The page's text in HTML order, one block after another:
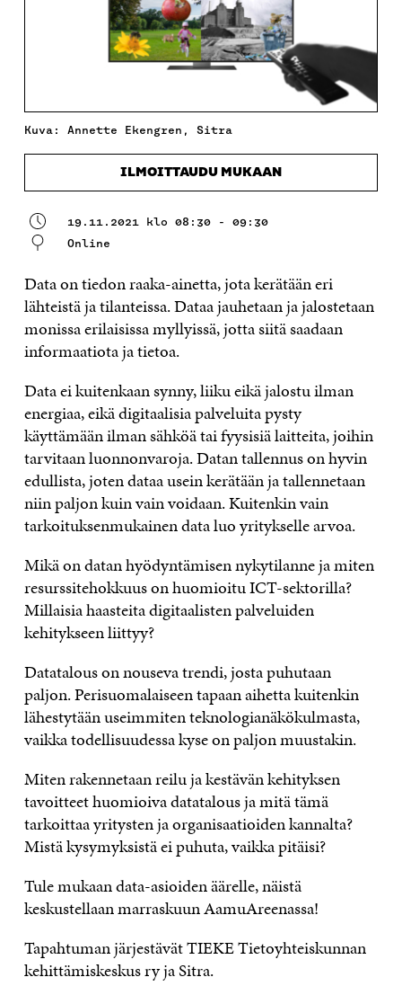
Kuva: Annette Ekengren, Sitra
ILMOITTAUDU MUKAAN
19.11.2021 klo 08:30 - 09:30
Online
Data on tiedon raaka-ainetta, jota kerätään eri
lähteistä ja tilanteissa. Dataa jauhetaan ja jalostetaan
monissa erilaisissa myllyissä, jotta siitä saadaan
informaatiota ja tietoa.
Data ei kuitenkaan synny, liiku eikä jalostu ilman
energiaa, eikä digitaalisia palveluita pysty
käyttämään ilman sähköä tai fyysisiä laitteita, joihin
tarvitaan luonnonvaroja. Datan tallennus on hyvin
edullista, joten dataa usein kerätään ja tallennetaan
niin paljon kuin vain voidaan. Kuitenkin vain
tarkoituksenmukainen data luo yritykselle arvoa.
Mikä on datan hyödyntämisen nykytilanne ja miten
resurssitehokkuus on huomioitu ICT-sektorilla?
Millaisia haasteita digitaalisten palveluiden
kehitykseen liittyy?
Datatalous on nouseva trendi, josta puhutaan
paljon. Perisuomalaiseen tapaan aihetta kuitenkin
lähestytään useimmiten teknologianäkökulmasta,
vaikka todellisuudessa kyse on paljon muustakin.
Miten rakennetaan reilu ja kestävän kehityksen
tavoitteet huomioiva datatalous ja mitä tämä
tarkoittaa yritysten ja organisaatioiden kannalta?
Mistä kysymyksistä ei puhuta, vaikka pitäisi?
Tule mukaan data-asioiden äärelle, näistä
keskustellaan marraskuun AamuAreenassa!
Tapahtuman järjestävät TIEKE Tietoyhteiskunnan
kehittämiskeskus ry ja Sitra.